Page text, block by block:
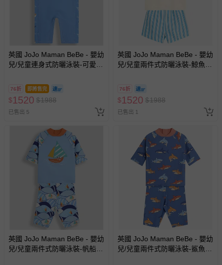
英國 JoJo Maman BeBe - 嬰幼
兒/兒童連身式防曬泳裝-可愛鯨
76折 即將售完
$1520 $1988
已售出 5
英國 JoJo Maman BeBe - 嬰幼
兒/兒童兩件式防曬泳裝-鯨魚玩
76折
$1520 $1988
已售出 1
英國 JoJo Maman BeBe - 嬰幼
兒/兒童兩件式防曬泳裝-帆船遨
英國 JoJo Maman BeBe - 嬰幼
兒/兒童兩件式防曬泳裝-鯊魚戲